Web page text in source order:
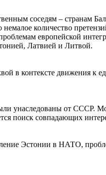
соседям – странам
количество
европейской
Латвией и Литвой.
в контексте движения
унаследованы от СССР.
поиск совпадающих
Эстонии в НАТО,